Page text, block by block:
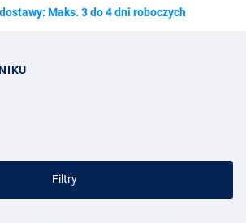
Maks. 3 do 4 dni roboczych
Filtry